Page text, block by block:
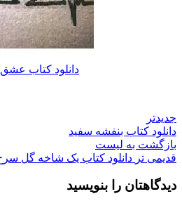
دانلود کتاب
جدیدتر
دانلود کتاب بنفشه سفید
بازگشت به لیست
قدیمی تر دانلود کتاب یک شاخه گل
دیدگاهتان را بنویسید